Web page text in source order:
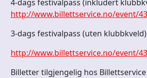
4-dags festivalpass (inkludert
http://www.billettservice.no/event/
3-dags festivalpass (uten
http://www.billettservice.no/event/
Billetter tilgjengelig hos Billettservice